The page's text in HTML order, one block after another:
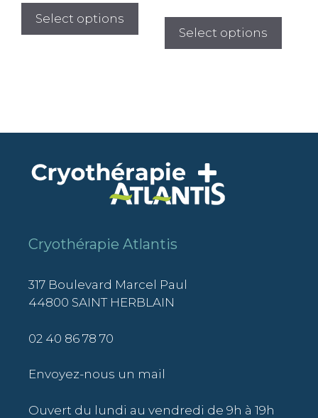
Select options
Select options
Cryothérapie Atlantis
317 Boulevard Marcel Paul
44800 SAINT HERBLAIN
02 40 86 78 70
Envoyez-nous un mail
Ouvert du lundi au vendredi de 9h à 19h